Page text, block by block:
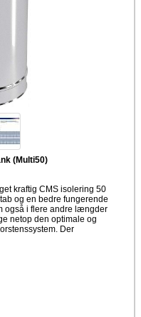
(Multi50)
kraftig CMS isolering 50
og en bedre fungerende
også i flere andre længder
netop den optimale og
Der